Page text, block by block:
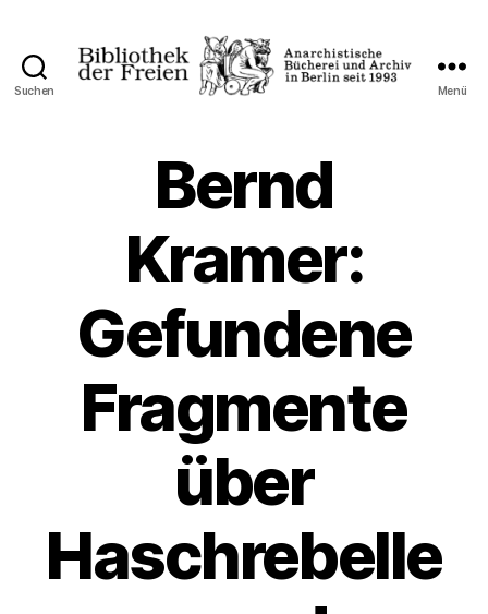
Suchen Menü
Bernd
Kramer:
Gefundene
Fragmente
über
Haschrebelle